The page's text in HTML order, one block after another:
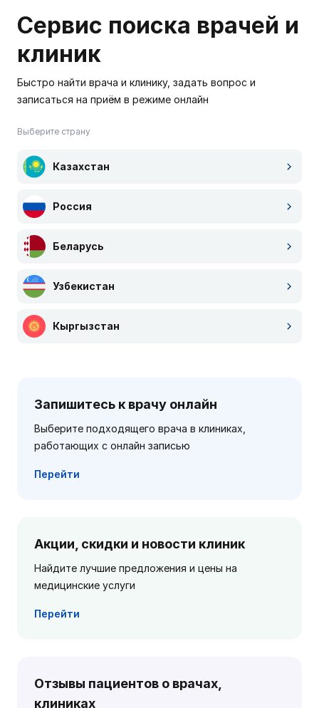
Сервис поиска врачей и
клиник
Быстро найти врача и клинику, задать вопрос и
записаться на приём в режиме онлайн
Выберите страну
Казахстан
Россия
Беларусь
Узбекистан
Кыргызстан
Запишитесь к врачу онлайн
Выберите подходящего врача в клиниках,
работающих с онлайн записью
Перейти
Акции, скидки и новости клиник
Найдите лучшие предложения и цены на
медицинские услуги
Перейти
Отзывы пациентов о врачах,
клиниках